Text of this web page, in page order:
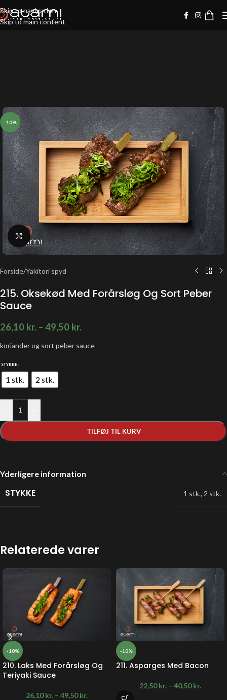
Skip to navigation
Skip to main content
-10%
Klik for at forstørre
Forside/Yakitori spyd
215. Oksekød Med Forårsløg Og Sort Peber
Sauce
26,10 kr. – 49,50 kr.
koriander og sort peber sauce
STYKKE
1 stk. 2 stk.
TILFØJ TIL KURV
Yderligere information
STYKKE 1 stk., 2 stk.
Relaterede varer
-10%
210. Laks Med Forårsløg Og
Teriyaki Sauce
26,10kr. – 49,50kr.
-10%
211. Asparges Med Bacon
22,50kr. – 40,50kr.